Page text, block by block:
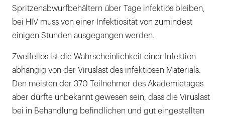
Spritzenabwurfbehältern über Tage infektiös bleiben,
bei HIV muss von einer Infektiosität von zumindest
einigen Stunden ausgegangen werden.
Zweifellos ist die Wahrscheinlichkeit einer Infektion
abhängig von der Viruslast des infektiösen Materials.
Den meisten der 370 Teilnehmer des Akademietages
aber dürfte unbekannt gewesen sein, dass die Viruslast
bei in Behandlung befindlichen und gut eingestellten